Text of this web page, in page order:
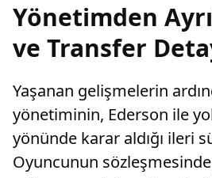
Yönetimden
ve Transfer
Yaşanan gelişmelerin
yönetiminin, Ederson ile
yönünde karar aldığı ileri
Oyuncunun